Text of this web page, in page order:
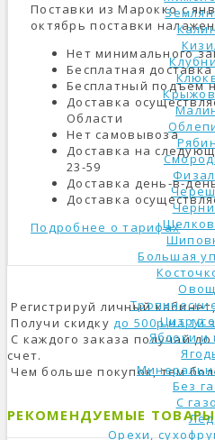
Большая
Яблоки и
Без
С
Лёд
Орехи,
Поставки из Марокко с
октябрь поставки
Нет минимального
Бесплатная
Бесплатный подъем
Доставка
Области
Нет самовывоза
Доставка на
23-59
Доставка день-в-
Доставка
Подробнее о тарифах
Регистрируй личный
Получи скидкудо 500р на 1й
С каждого заказа получай
счет.
Чем больше покупок, тем
РЕКОМЕНДУЕМЫЕ ТОВАРЫ